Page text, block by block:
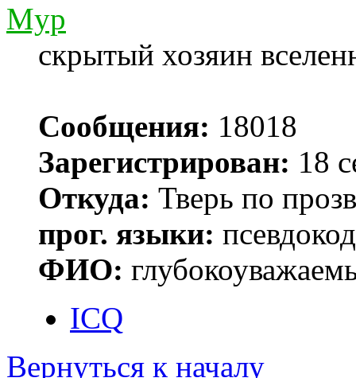
Myp
скрытый хозяин
Сообщения: 18018
Зарегистрирован: 18
Откуда: Тверь по
прог. языки:
ФИО:
ICQ
Вернуться к началу